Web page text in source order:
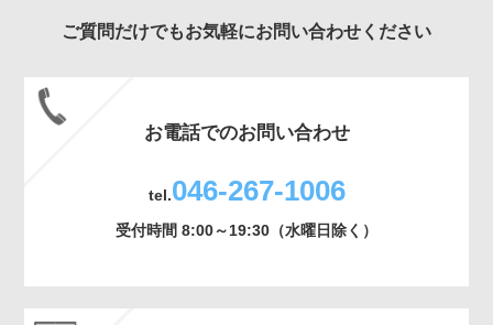
ご質問だけでもお気軽にお問い合わせください
お電話でのお問い合わせ
tel.046-267-1006
受付時間 8:00～19:30（水曜日除く）